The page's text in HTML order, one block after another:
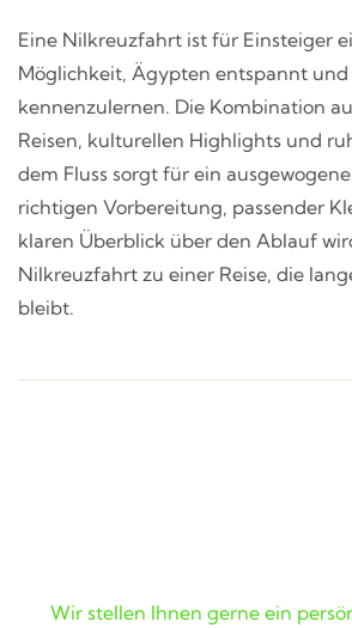
Eine Nilkreuzfahrt ist für Einsteiger
Möglichkeit, Ägypten entspannt
kennenzulernen. Die Kombination
Reisen, kulturellen Highlights und
dem Fluss sorgt für ein
richtigen Vorbereitung, passender
klaren Überblick über den Ablauf
Nilkreuzfahrt zu einer Reise, die
bleibt.
Wir stellen Ihnen gerne ein